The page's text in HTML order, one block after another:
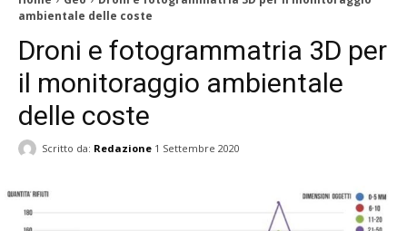
ambientale delle coste
Droni e fotogrammatria 3D per
il monitoraggio ambientale
delle coste
Scritto da: Redazione 1 Settembre 2020